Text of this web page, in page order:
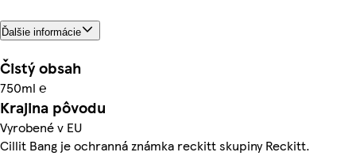
Ďalšie informácie
Čistý obsah
750ml ℮
Krajina pôvodu
Vyrobené v EU
Cillit Bang je ochranná známka reckitt skupiny Reckitt.